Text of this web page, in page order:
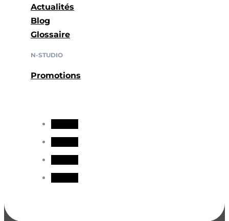
Actualités
Blog
Glossaire
N-STUDIO
Promotions